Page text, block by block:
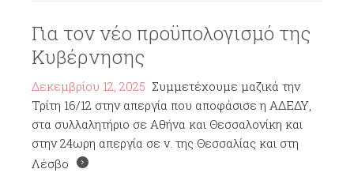
Για τον νέο προϋπολογισμό της
Κυβέρνησης
Δεκεμβρίου 12, 2025 Συμμετέχουμε μαζικά την
Τρίτη 16/12 στην απεργία που αποφάσισε η ΑΔΕΔΥ,
στα συλλαλητήριο σε Αθήνα και Θεσσαλονίκη και
στην 24ωρη απεργία σε ν. της Θεσσαλίας και στη
Λέσβο